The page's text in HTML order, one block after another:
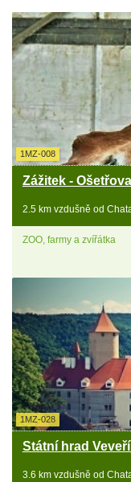
1MZ-008
Zážitek -
2.5 km vzdušně od
ZOO, farmy a zvířátka
1MZ-028
Státní hrad
3.6 km vzdušně od